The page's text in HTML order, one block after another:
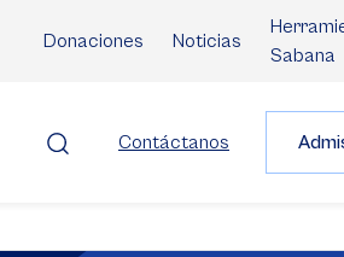
Donaciones Noticias
Sabana
Contáctanos